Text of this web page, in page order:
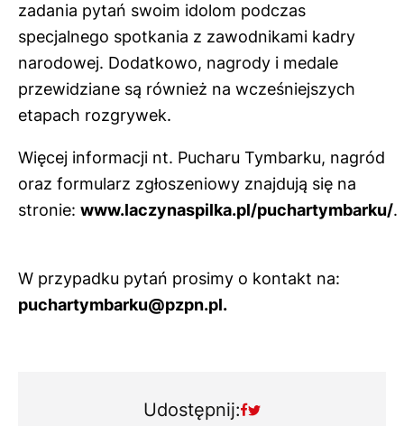
zadania pytań swoim idolom podczas
specjalnego spotkania z zawodnikami kadry
narodowej. Dodatkowo, nagrody i medale
przewidziane są również na wcześniejszych
etapach rozgrywek.
Więcej informacji nt. Pucharu Tymbarku, nagród
oraz formularz zgłoszeniowy znajdują się na
stronie: www.laczynaspilka.pl/puchartymbarku/.
W przypadku pytań prosimy o kontakt na:
puchartymbarku@pzpn.pl.
Udostępnij: